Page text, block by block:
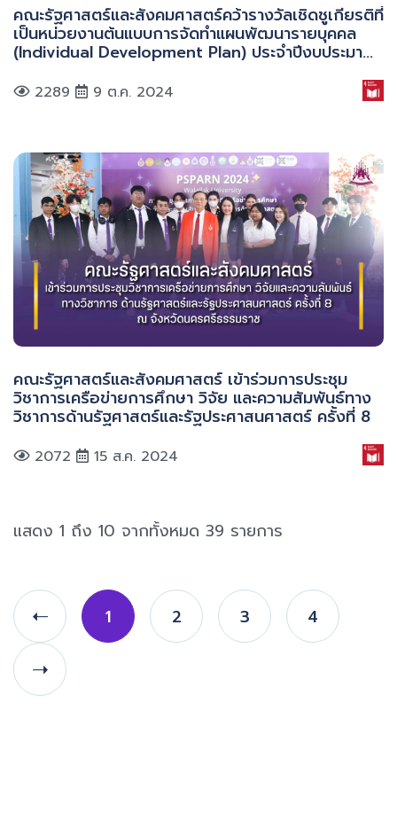
คณะรัฐศาสตร์และสังคมศาสตร์คว้ารางวัลเชิดชูเกียรติที่
เป็นหน่วยงานต้นแบบการจัดทำแผนพัฒนารายบุคคล
(Individual Development Plan) ประจำปีงบประมาณ
2289 9 ต.ค. 2024
คณะรัฐศาสตร์และสังคมศาสตร์ เข้าร่วมการประชุม
วิชาการเครือข่ายการศึกษา วิจัย และความสัมพันธ์ทาง
วิชาการด้านรัฐศาสตร์และรัฐประศาสนศาสตร์ ครั้งที่ 8
2072 15 ส.ค. 2024
แสดง 1 ถึง 10 จากทั้งหมด 39 รายการ
1 2 3 4